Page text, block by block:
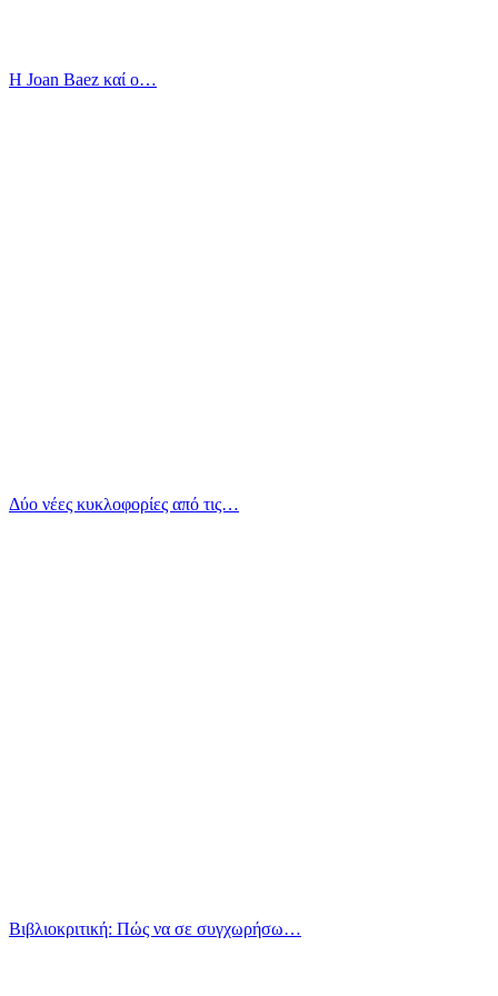
Η Joan Baez καί ο…
Δύο νέες κυκλοφορίες από τις…
Βιβλιοκριτική: Πώς να σε συγχωρήσω…